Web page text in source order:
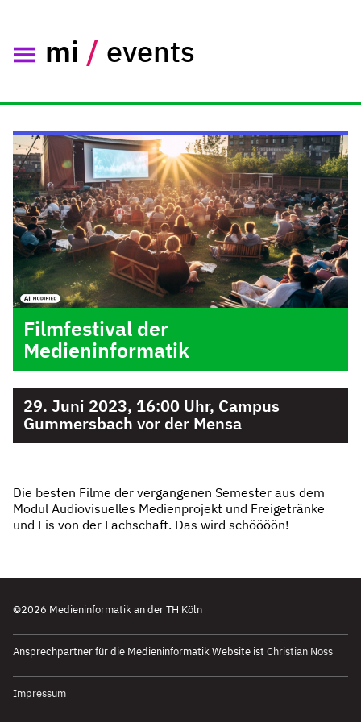
mi / events
Filmfestival der
Medieninformatik
29. Juni 2023, 16:00 Uhr, Campus
Gummersbach vor der Mensa
Die besten Filme der vergangenen Semester aus dem
Modul Audiovisuelles Medienprojekt und Freigetränke
und Eis von der Fachschaft. Das wird schöööön!
©2026 Medieninformatik an der TH Köln
Ansprechpartner für die Medieninformatik Website ist Christian Noss
Impressum